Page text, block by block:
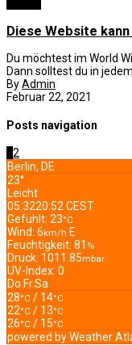
Diese Website
Du möchtest im World
Dann solltest du in
ByAdmin
Februar 22, 2021
Posts navigation
2
Berlin, DE
23°
Leicht
05:3220:52 CEST
Gefühlt: 23°C
Wind: 6km/h E
Feuchtigkeit: 81 %
Druck: 1011.85mbar
UV-Index: 0
Do.Fr.Sa.
28°C / 14°C
22°C / 13°C
26°C / 15°C
powered byWeather